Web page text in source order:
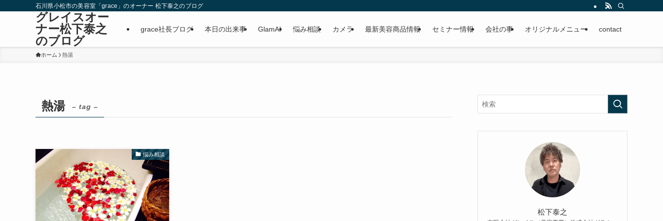
石川県小松市の美容室「grace」のオーナー 松下泰之のブログ
グレイスオー
ナー松下泰之
のブログ
grace社長ブログ 本日の出来事 GlamAI 悩み相談 カメラ 最新美容商品情報 セミナー情報 会社の事 オリジナルメニュー contact
ホーム 熱湯
熱湯 – tag –
悩み相談
松下泰之